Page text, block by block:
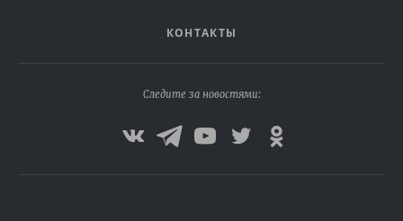
КОНТАКТЫ
Следите за новостями: